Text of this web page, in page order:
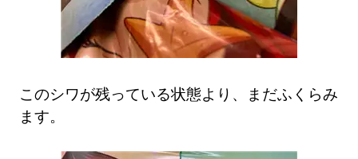
このシワが残っている状態より、まだふくらみ
ます。